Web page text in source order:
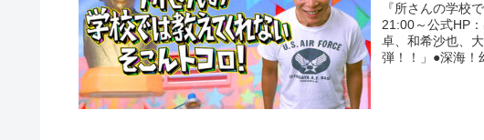
『所さんの学校
21:00～公式HP
卓、和希沙也、
弾！！」●深海！